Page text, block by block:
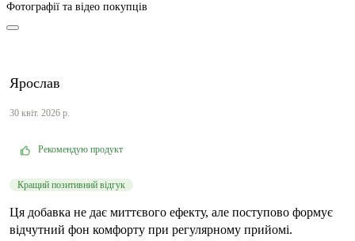
Фотографії та відео покупців
Ярослав
30 квіт. 2026 р.
Рекомендую продукт
Кращий позитивний відгук
Ця добавка не дає миттєвого ефекту, але поступово формує
відчутний фон комфорту при регулярному прийомі.